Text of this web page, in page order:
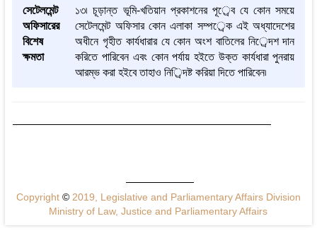
সেটেলমেন্ট
অফিসারের
বিশেষ
ক্ষমতা
১৩৷ চূড়ান্ত ভূমি-খতিয়ান প্রকাশনের পূর্েব যে কোন সময়ে
সেটেলমেন্ট অফিসার কোন এলাকা সম্পর্েক এই অধ্যাদেশের
অধীনে গৃহীত কার্যধারার যে কোন অংশ বাতিলের নির্েদশ দান
করিতে পারিবেন এবং কোন পর্যায় হইতে উক্ত কার্যধারা পুনরায়
আরম্ভ করা হইবে তাহাও নির্িদষ্ট করিয়া দিতে পারিবেন৷
Copyright ©2019, Legislative and Parliamentary Affairs Division
Ministry of Law, Justice and Parliamentary Affairs